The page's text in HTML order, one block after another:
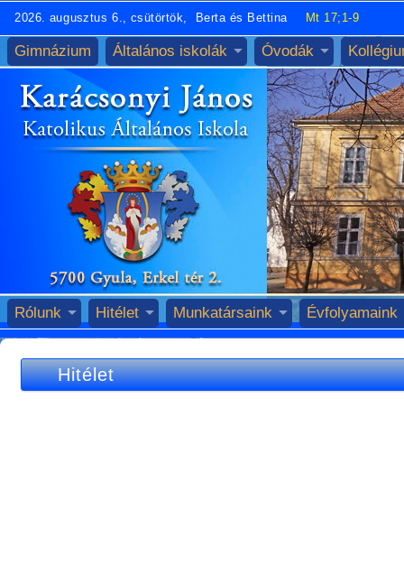
2026. augusztus 6., csütörtök, Berta és Bettina Mt 17;1-9
Gimnázium Általános iskolák Óvodák
Rólunk Hitélet Munkatársaink Évfolyamaink
Hitélet